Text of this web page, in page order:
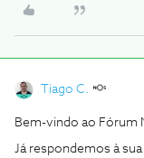
Tiago C.
Bem-vindo ao Fórum
Já respondemos à